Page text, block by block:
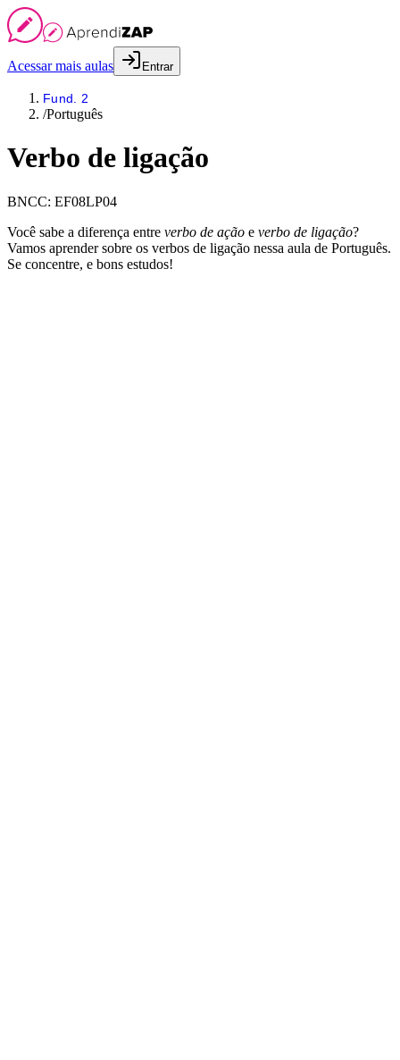
Acessar mais aulas Entrar
Fund. 2
/Português
Verbo de ligação
BNCC: EF08LP04
Você sabe a diferença entre verbo de ação e verbo de ligação?
Vamos aprender sobre os verbos de ligação nessa aula de Português.
Se concentre, e bons estudos!